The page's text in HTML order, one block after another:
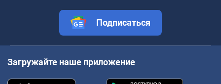
Подписаться
Загружайте наше приложение